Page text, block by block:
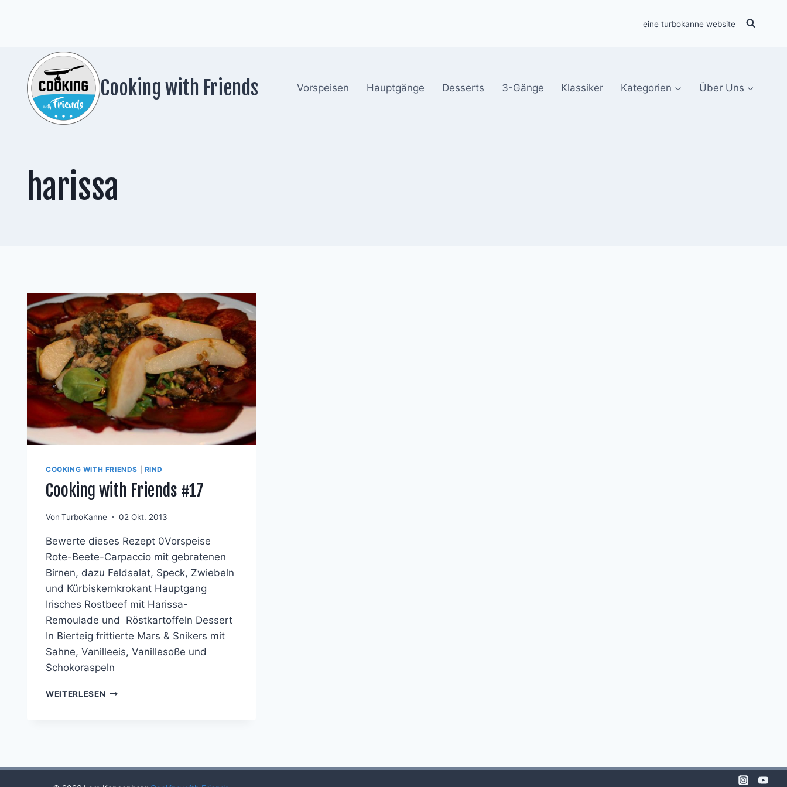
eine turbokanne website
Cooking with Friends Vorspeisen Hauptgänge Desserts 3-Gänge Klassiker Kategorien Über Uns
harissa
COOKING WITH FRIENDS RIND
Cooking with Friends #17
Von TurboKanne 02 Okt. 2013
Bewerte dieses Rezept 0Vorspeise
Rote-Beete-Carpaccio mit gebratenen
Birnen, dazu Feldsalat, Speck, Zwiebeln
und Kürbiskernkrokant Hauptgang
Irisches Rostbeef mit Harissa-
Remoulade und Röstkartoffeln Dessert
In Bierteig frittierte Mars & Snikers mit
Sahne, Vanilleeis, Vanillesoße und
Schokoraspeln
WEITERLESEN COOKING